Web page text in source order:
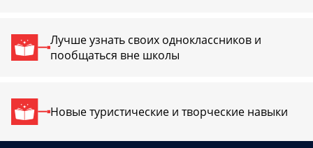
Лучше узнать своих одноклассников и
пообщаться вне школы
Новые туристические и творческие навыки